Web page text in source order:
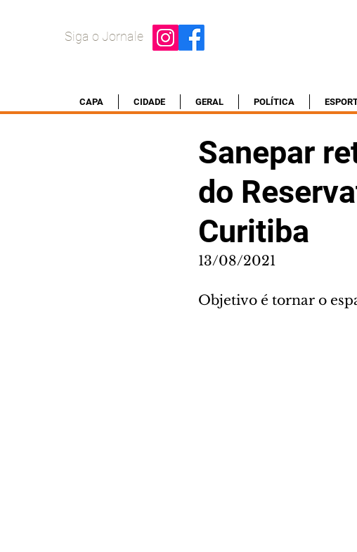
Siga o Jornale
CAPA CIDADE GERAL POLÍTICA
Sanepar
do
Curitiba
13/08/2021
Objetivo é tornar o